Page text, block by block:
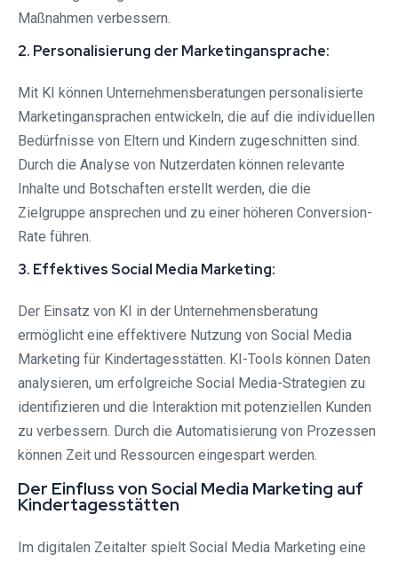
Maßnahmen verbessern.
2. Personalisierung der Marketingansprache:
Mit KI können Unternehmensberatungen personalisierte
Marketingansprachen entwickeln, die auf die individuellen
Bedürfnisse von Eltern und Kindern zugeschnitten sind.
Durch die Analyse von Nutzerdaten können relevante
Inhalte und Botschaften erstellt werden, die die
Zielgruppe ansprechen und zu einer höheren Conversion-
Rate führen.
3. Effektives Social Media Marketing:
Der Einsatz von KI in der Unternehmensberatung
ermöglicht eine effektivere Nutzung von Social Media
Marketing für Kindertagesstätten. KI-Tools können Daten
analysieren, um erfolgreiche Social Media-Strategien zu
identifizieren und die Interaktion mit potenziellen Kunden
zu verbessern. Durch die Automatisierung von Prozessen
können Zeit und Ressourcen eingespart werden.
Der Einfluss von Social Media Marketing auf
Kindertagesstätten
Im digitalen Zeitalter spielt Social Media Marketing eine